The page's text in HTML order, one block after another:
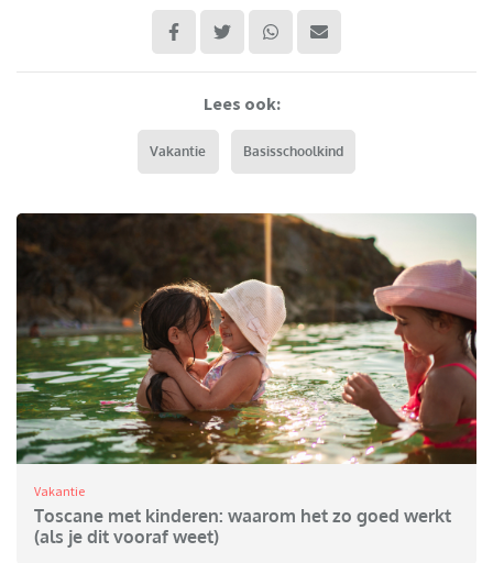
Lees ook:
Vakantie Basisschoolkind
Vakantie
Toscane met kinderen: waarom het zo goed werkt
(als je dit vooraf weet)